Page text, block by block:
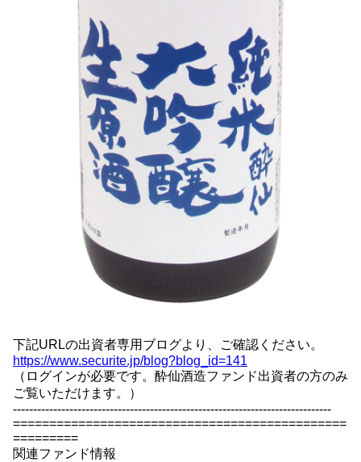
下記URLの出資者専用ブログより、ご確認ください。
https://www.securite.jp/blog?blog_id=141
（ログインが必要です。酔仙酒造ファンド出資者の方のみ
ご覧いただけます。）
-------------------------------------------------------------------------------
==============================================
=========
関連ファンド情報